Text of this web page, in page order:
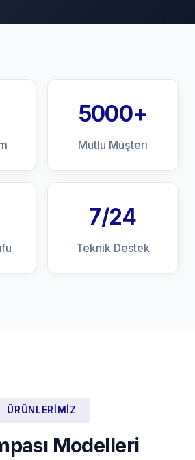
5000+
Mutlu Müşteri
7/24
Teknik Destek
ÜRÜNLERIMIZ
Modelleri